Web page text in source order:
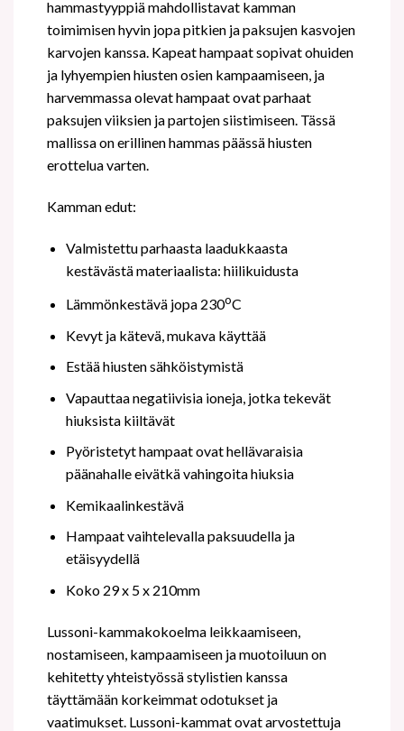
hammastyyppiä mahdollistavat kamman
toimimisen hyvin jopa pitkien ja paksujen kasvojen
karvojen kanssa. Kapeat hampaat sopivat ohuiden
ja lyhyempien hiusten osien kampaamiseen, ja
harvemmassa olevat hampaat ovat parhaat
paksujen viiksien ja partojen siistimiseen. Tässä
mallissa on erillinen hammas päässä hiusten
erottelua varten.
Kamman edut:
Valmistettu parhaasta laadukkaasta
kestävästä materiaalista: hiilikuidusta
Lämmönkestävä jopa 230oC
Kevyt ja kätevä, mukava käyttää
Estää hiusten sähköistymistä
Vapauttaa negatiivisia ioneja, jotka tekevät
hiuksista kiiltävät
Pyöristetyt hampaat ovat hellävaraisia
päänahalle eivätkä vahingoita hiuksia
Kemikaalinkestävä
Hampaat vaihtelevalla paksuudella ja
etäisyydellä
Koko 29 x 5 x 210mm
Lussoni-kammakokoelma leikkaamiseen,
nostamiseen, kampaamiseen ja muotoiluun on
kehitetty yhteistyössä stylistien kanssa
täyttämään korkeimmat odotukset ja
vaatimukset. Lussoni-kammat ovat arvostettuja